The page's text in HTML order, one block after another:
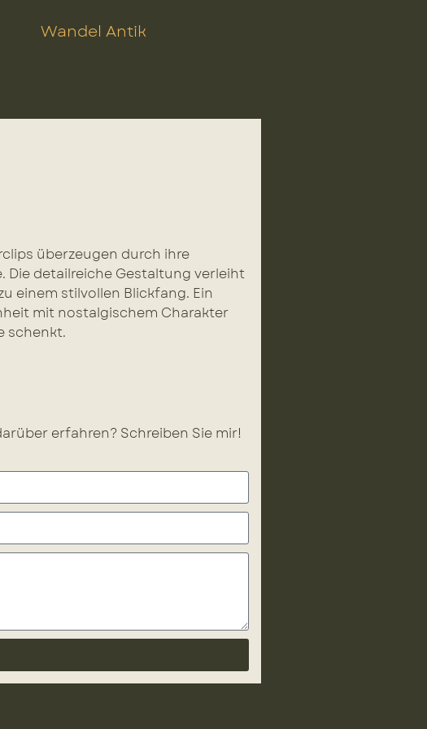
Wandel Antik
überzeugen durch ihre
Die detailreiche Gestaltung verleiht
einem stilvollen Blickfang. Ein
mit nostalgischem Charakter
schenkt.
erfahren? Schreiben Sie mir!